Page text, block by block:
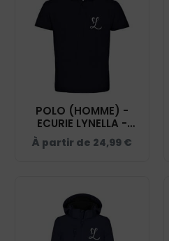
POLO (HOMME) -
ECURIE LYNELLA -
NAVY - BCID1
À partir de 24,99 €